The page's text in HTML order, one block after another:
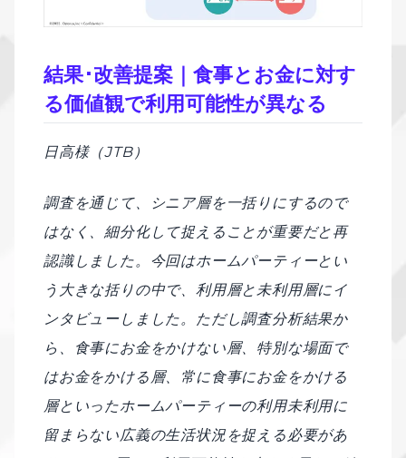
結果･改善提案｜食事とお金に対す
る価値観で利用可能性が異なる
日高様（JTB）
調査を通じて、シニア層を一括りにするので
はなく、細分化して捉えることが重要だと再
認識しました。今回はホームパーティーとい
う大きな括りの中で、利用層と未利用層にイ
ンタビューしました。ただし調査分析結果か
ら、食事にお金をかけない層、特別な場面で
はお金をかける層、常に食事にお金をかける
層といったホームパーティーの利用未利用に
留まらない広義の生活状況を捉える必要があ